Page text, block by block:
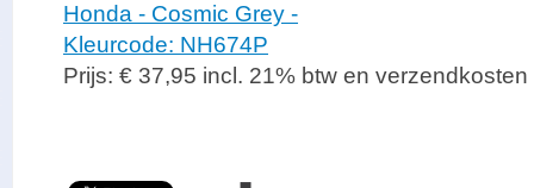
Honda - Cosmic Grey -
Kleurcode: NH674P
Prijs: € 37,95 incl. 21% btw en verzendkosten